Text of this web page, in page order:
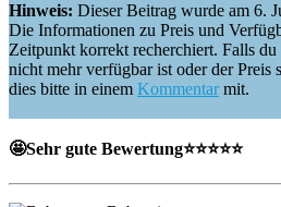
Hinweis: Dieser Beitrag wurde am 6.
Die Informationen zu Preis und
Zeitpunkt korrekt recherchiert. Falls du
nicht mehr verfügbar ist oder der Preis
dies bitte in einem Kommentarmit.
🤩Sehr gute Bewertung⭐️⭐️⭐️⭐️⭐️